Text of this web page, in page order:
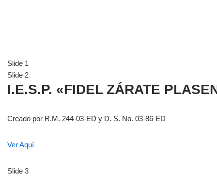
Slide 1
Slide 2
I.E.S.P. «FIDEL ZÁRATE
Creado por R.M. 244-03-ED y D. S. No. 03-86-ED
Ver Aquí
Slide 3